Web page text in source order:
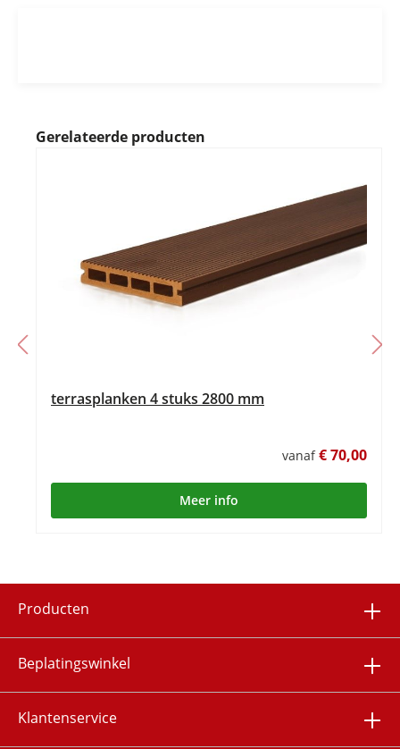
Gerelateerde producten
terrasplanken 4 stuks 2800 mm
vanaf€ 70,00
Meer info
Producten
Beplatingswinkel
Klantenservice